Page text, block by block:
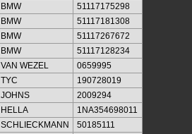
BMW
51117175298
BMW
51117181308
BMW
51117267672
BMW
51117128234
VAN WEZEL
0659995
TYC
190728019
JOHNS
2009294
HELLA
1NA354698011
SCHLIECKMANN
50185111